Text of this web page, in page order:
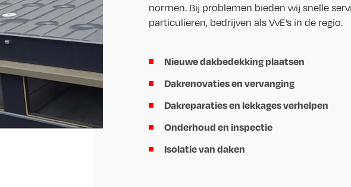
normen. Bij problemen bieden wij snelle
particulieren, bedrijven als VvE’s in de regio.
Nieuwe dakbedekking plaatsen
Dakrenovaties en vervanging
Dakreparaties en lekkages verhelpen
Onderhoud en inspectie
Isolatie van daken